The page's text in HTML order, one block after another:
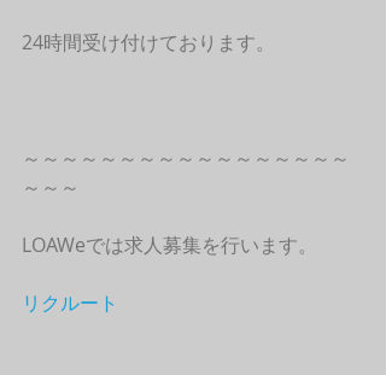
24時間受け付けております。
～～～～～～～～～～～～～～～～～
～～～
LOAWeでは求人募集を行います。
リクルート